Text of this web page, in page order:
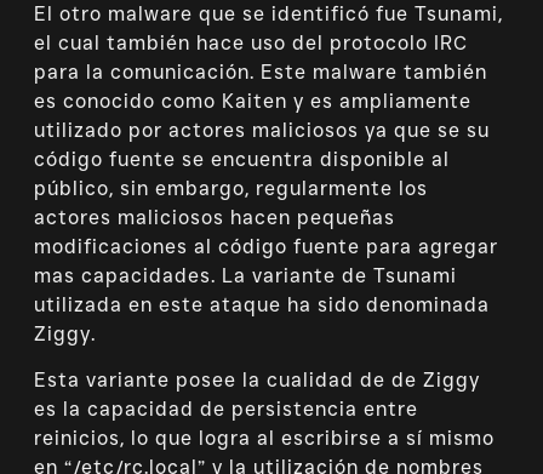
El otro malware que se identificó fue Tsunami,
el cual también hace uso del protocolo IRC
para la comunicación. Este malware también
es conocido como Kaiten y es ampliamente
utilizado por actores maliciosos ya que se su
código fuente se encuentra disponible al
público, sin embargo, regularmente los
actores maliciosos hacen pequeñas
modificaciones al código fuente para agregar
mas capacidades. La variante de Tsunami
utilizada en este ataque ha sido denominada
Ziggy.
Esta variante posee la cualidad de de Ziggy
es la capacidad de persistencia entre
reinicios, lo que logra al escribirse a sí mismo
en “/etc/rc.local” y la utilización de nombres